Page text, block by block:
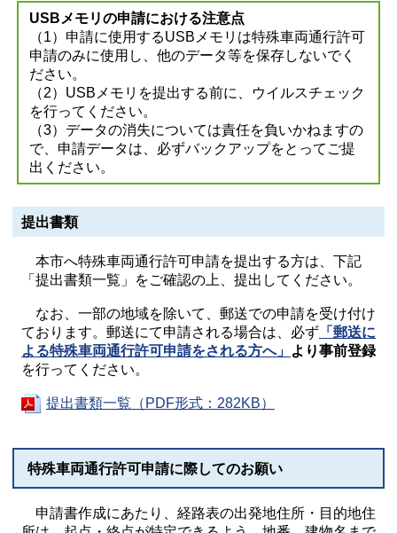
USBメモリの申請における注意点
（1）申請に使用するUSBメモリは特殊車両通行許可
申請のみに使用し、他のデータ等を保存しないでく
ださい。
（2）USBメモリを提出する前に、ウイルスチェック
を行ってください。
（3）データの消失については責任を負いかねますの
で、申請データは、必ずバックアップをとってご提
出ください。
提出書類
本市へ特殊車両通行許可申請を提出する方は、下記
「提出書類一覧」をご確認の上、提出してください。
なお、一部の地域を除いて、郵送での申請を受け付け
ております。郵送にて申請される場合は、必ず 「郵送に
よる特殊車両通行許可申請をされる方へ」 より事前登録
を行ってください。
提出書類一覧（PDF形式：282KB）
特殊車両通行許可申請に際してのお願い
申請書作成にあたり、経路表の出発地住所・目的地住